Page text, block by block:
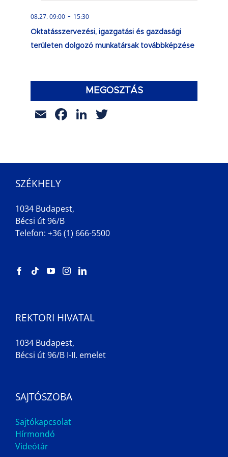
08.27. 09:00 - 15:30
Oktatásszervezési, igazgatási és gazdasági
területen dolgozó munkatársak továbbképzése
MEGOSZTÁS
EmailFacebook
LinkedIn
SZÉKHELY
1034 Budapest,
Bécsi út 96/B
Telefon: +36 (1) 666-5500
REKTORI HIVATAL
1034 Budapest,
Bécsi út 96/B I-II. emelet
SAJTÓSZOBA
Sajtókapcsolat
Hírmondó
Videótár